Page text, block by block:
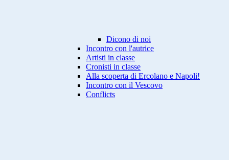
Dicono di noi
Incontro con l'autrice
Artisti in classe
Cronisti in classe
Alla scoperta di Ercolano e Napoli!
Incontro con il Vescovo
Conflicts